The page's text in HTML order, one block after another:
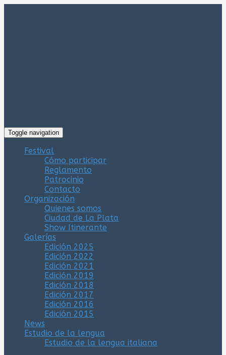
Toggle navigation
Festival
Cómo participar
Reglamento
Patrocinio
Contacto
Organización
Quienes somos
Ciudad de La Plata
Show Itinerante
Galerías
Edición 2025
Edición 2022
Edición 2021
Edición 2019
Edición 2018
Edición 2017
Edición 2016
Edición 2015
News
Estudio de la lengua
Estudio de la lengua italiana